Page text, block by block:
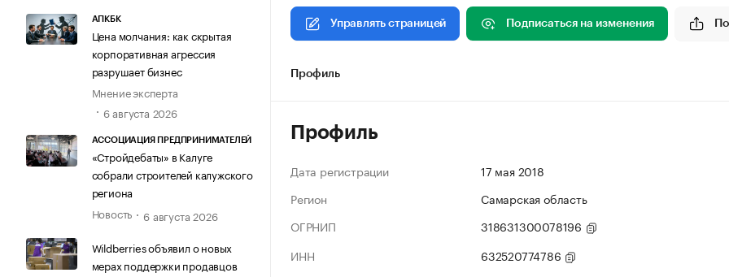
АПКБК
Цена молчания: как скрытая
корпоративная агрессия
разрушает бизнес
Мнение эксперта
6 августа 2026
АССОЦИАЦИЯ ПРЕДПРИНИМАТЕЛЕЙ
«Стройдебаты» в Калуге
собрали строителей калужского
региона
Новость
6 августа 2026
Wildberries объявил о новых
мерах поддержки продавцов
Управлять страницей Подписаться на изменения
Профиль
Профиль
Дата регистрации
17 мая 2018
Регион
Самарская область
ОГРНИП
318631300078196
ИНН
632520774786